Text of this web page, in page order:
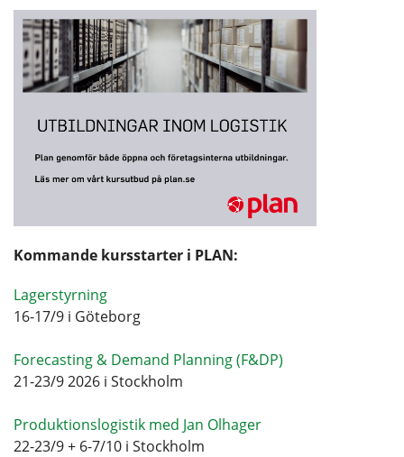
Kommande kursstarter i PLAN:
Lagerstyrning
16-17/9 i Göteborg
Forecasting & Demand Planning (F&DP)
21-23/9 2026 i Stockholm
Produktionslogistik med Jan Olhager
22-23/9 + 6-7/10 i Stockholm